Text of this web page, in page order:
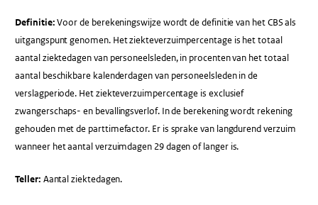
Definitie:Voor de berekeningswijze wordt de definitie van het CBS als
uitgangspunt genomen. Het ziekteverzuimpercentage is het totaal
aantal ziektedagen van personeelsleden, in procenten van het totaal
aantal beschikbare kalenderdagen van personeelsleden in de
verslagperiode. Het ziekteverzuimpercentage is exclusief
zwangerschaps- en bevallingsverlof. In de berekening wordt rekening
gehouden met de parttimefactor. Er is sprake van langdurend verzuim
wanneer het aantal verzuimdagen 29 dagen of langer is.
Teller: Aantal ziektedagen.